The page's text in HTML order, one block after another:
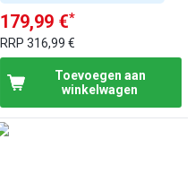
179,99 €*
RRP316,99 €
Toevoegen aan
winkelwagen